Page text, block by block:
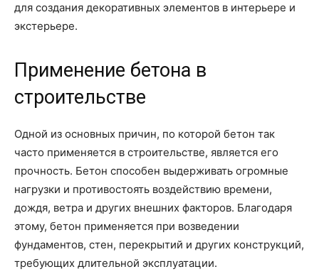
для создания декоративных элементов в интерьере и
экстерьере.
Применение бетона в
строительстве
Одной из основных причин, по которой бетон так
часто применяется в строительстве, является его
прочность. Бетон способен выдерживать огромные
нагрузки и противостоять воздействию времени,
дождя, ветра и других внешних факторов. Благодаря
этому, бетон применяется при возведении
фундаментов, стен, перекрытий и других конструкций,
требующих длительной эксплуатации.